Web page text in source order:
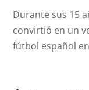
Durante sus 15
convirtió en un
fútbol español